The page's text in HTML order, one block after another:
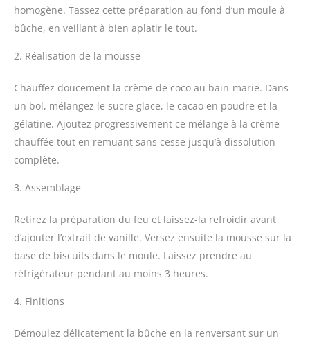
homogène. Tassez cette préparation au fond d’un moule à
bûche, en veillant à bien aplatir le tout.
2. Réalisation de la mousse
Chauffez doucement la crème de coco au bain-marie. Dans
un bol, mélangez le sucre glace, le cacao en poudre et la
gélatine. Ajoutez progressivement ce mélange à la crème
chauffée tout en remuant sans cesse jusqu’à dissolution
complète.
3. Assemblage
Retirez la préparation du feu et laissez-la refroidir avant
d’ajouter l’extrait de vanille. Versez ensuite la mousse sur la
base de biscuits dans le moule. Laissez prendre au
réfrigérateur pendant au moins 3 heures.
4. Finitions
Démoulez délicatement la bûche en la renversant sur un